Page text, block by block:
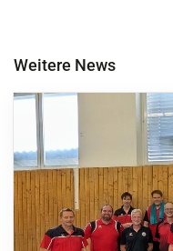
Weitere News